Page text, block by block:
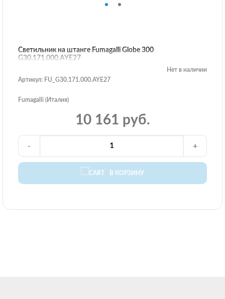
Светильник на штанге Fumagalli Globe 300
G30.171.000.AYE27
Нет в наличии
Артикул: FU_G30.171.000.AYE27
Fumagalli (Италия)
10 161 руб.
В КОРЗИНУ
- +